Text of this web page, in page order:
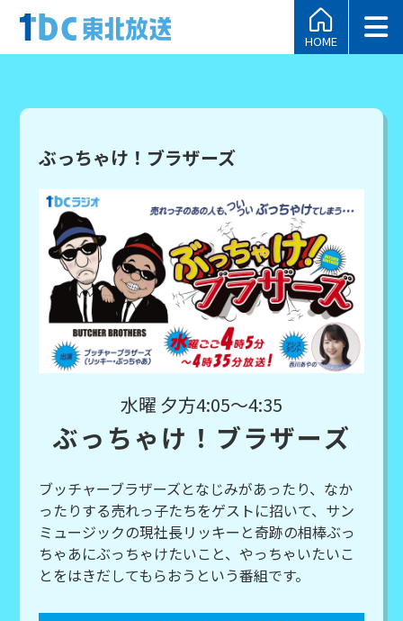
HOME
ぶっちゃけ！ブラザーズ
水曜 夕方4:05～4:35
ぶっちゃけ！ブラザーズ
ブッチャーブラザーズとなじみがあったり、なか
ったりする売れっ子たちをゲストに招いて、サン
ミュージックの現社長リッキーと奇跡の相棒ぶっ
ちゃあにぶっちゃけたいこと、やっちゃいたいこ
とをはきだしてもらおうという番組です。